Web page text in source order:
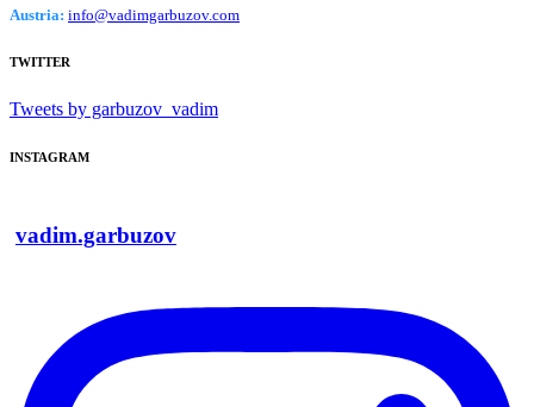
Austria: info@vadimgarbuzov.com
TWITTER
Tweets by garbuzov_vadim
INSTAGRAM
vadim.garbuzov